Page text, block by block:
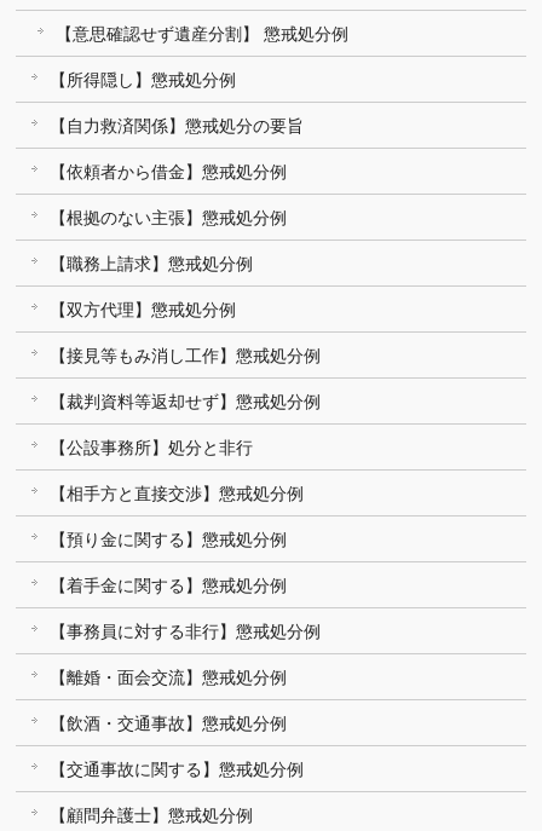
【意思確認せず遺産分割】 懲戒処分例
【所得隠し】懲戒処分例
【自力救済関係】懲戒処分の要旨
【依頼者から借金】懲戒処分例
【根拠のない主張】懲戒処分例
【職務上請求】懲戒処分例
【双方代理】懲戒処分例
【接見等もみ消し工作】懲戒処分例
【裁判資料等返却せず】懲戒処分例
【公設事務所】処分と非行
【相手方と直接交渉】懲戒処分例
【預り金に関する】懲戒処分例
【着手金に関する】懲戒処分例
【事務員に対する非行】懲戒処分例
【離婚・面会交流】懲戒処分例
【飲酒・交通事故】懲戒処分例
【交通事故に関する】懲戒処分例
【顧問弁護士】懲戒処分例